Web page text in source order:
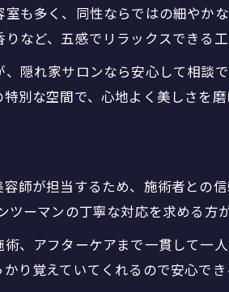
性一人でも安心できる美容室が持つ
女性一人で通える美容室の安心
美容室の隠れ家空間が持つ癒し
女性専用美容室で受ける隠れ家
も多く、同性ならではの細やか
など、五感でリラックスできる工
隠れ家サロンなら安心して相談
別な空間で、心地よく美しさを
師が担当するため、施術者との
ーマンの丁寧な対応を求める方
、アフターケアまで一貫して一
り覚えていてくれるので安心でき
ご予約はこちら
ご予約はこちら